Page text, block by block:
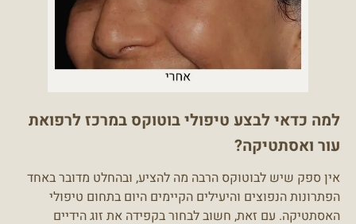
למה כדאי לבצע טיפולי בוטוקס במרכז לרפואת
עור ואסתטיקה?
אין ספק שיש לבוטוקס הרבה מה להציע, ובהחלט מדובר באחד
הפתרונות הנפוצים והיעילים הקיימים היום בתחום טיפולי
האסתטיקה. עם זאת, חשוב לבחור בקפידה את זוג הידיים